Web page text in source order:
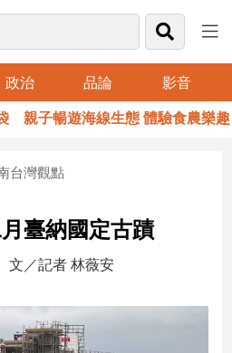
政治 品論 影音
子暢遊海線生態 體驗食農樂趣
台灣觀點
臺納國定古蹟
文／記者 林薇安